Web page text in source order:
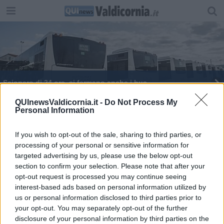
QUInewsValdicornia.it - Do Not Process My
Personal Information
If you wish to opt-out of the sale, sharing to third parties, or
processing of your personal or sensitive information for
targeted advertising by us, please use the below opt-out
section to confirm your selection. Please note that after your
opt-out request is processed you may continue seeing
interest-based ads based on personal information utilized by
us or personal information disclosed to third parties prior to
your opt-out. You may separately opt-out of the further
disclosure of your personal information by third parties on the
Sciopero di 24 ore, si fermano anche i bus
Sanità, in arrivo uno sciopero
Sei Toscana, possibili disagi per lo sciopero
Sanità, in arrivo uno sciopero
Sanità, in arrivo uno sciopero del personale
Sanità in sciopero, servizi a rischio